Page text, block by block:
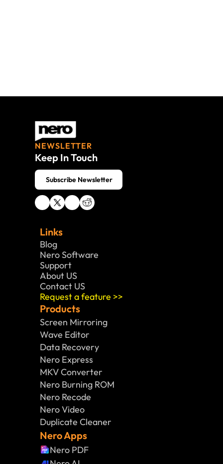
NEWSLETTER
Keep In Touch
Subscribe Newsletter
Links
Blog
Nero Software
Support
About US
Contact US
Request a feature >>
Products
Screen Mirroring
Wave Editor
Data Recovery
Nero Express
MKV Converter
Nero Burning ROM
Nero Recode
Nero Video
Duplicate Cleaner
Nero Apps
Nero PDF